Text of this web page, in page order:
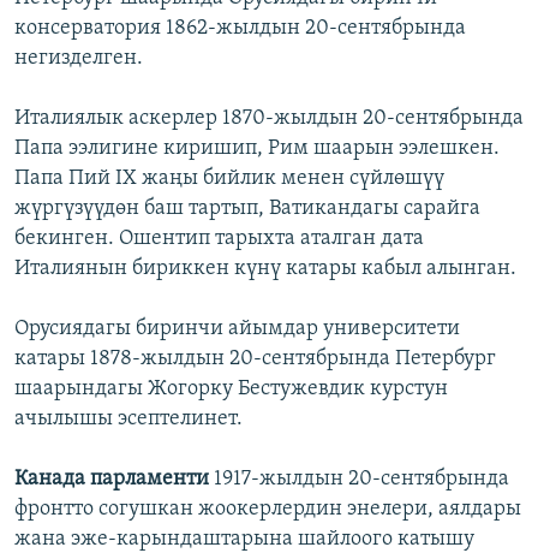
консерватория 1862-жылдын 20-сентябрында
негизделген.
Италиялык аскерлер 1870-жылдын 20-сентябрында
Папа ээлигине киришип, Рим шаарын ээлешкен.
Папа Пий IX жаңы бийлик менен сүйлөшүү
жүргүзүүдөн баш тартып, Ватикандагы сарайга
бекинген. Ошентип тарыхта аталган дата
Италиянын бириккен күнү катары кабыл алынган.
Орусиядагы биринчи айымдар университети
катары 1878-жылдын 20-сентябрында Петербург
шаарындагы Жогорку Бестужевдик курстун
ачылышы эсептелинет.
Канада парламенти 1917-жылдын 20-сентябрында
фронтто согушкан жоокерлердин энелери, аялдары
жана эже-карындаштарына шайлоого катышу